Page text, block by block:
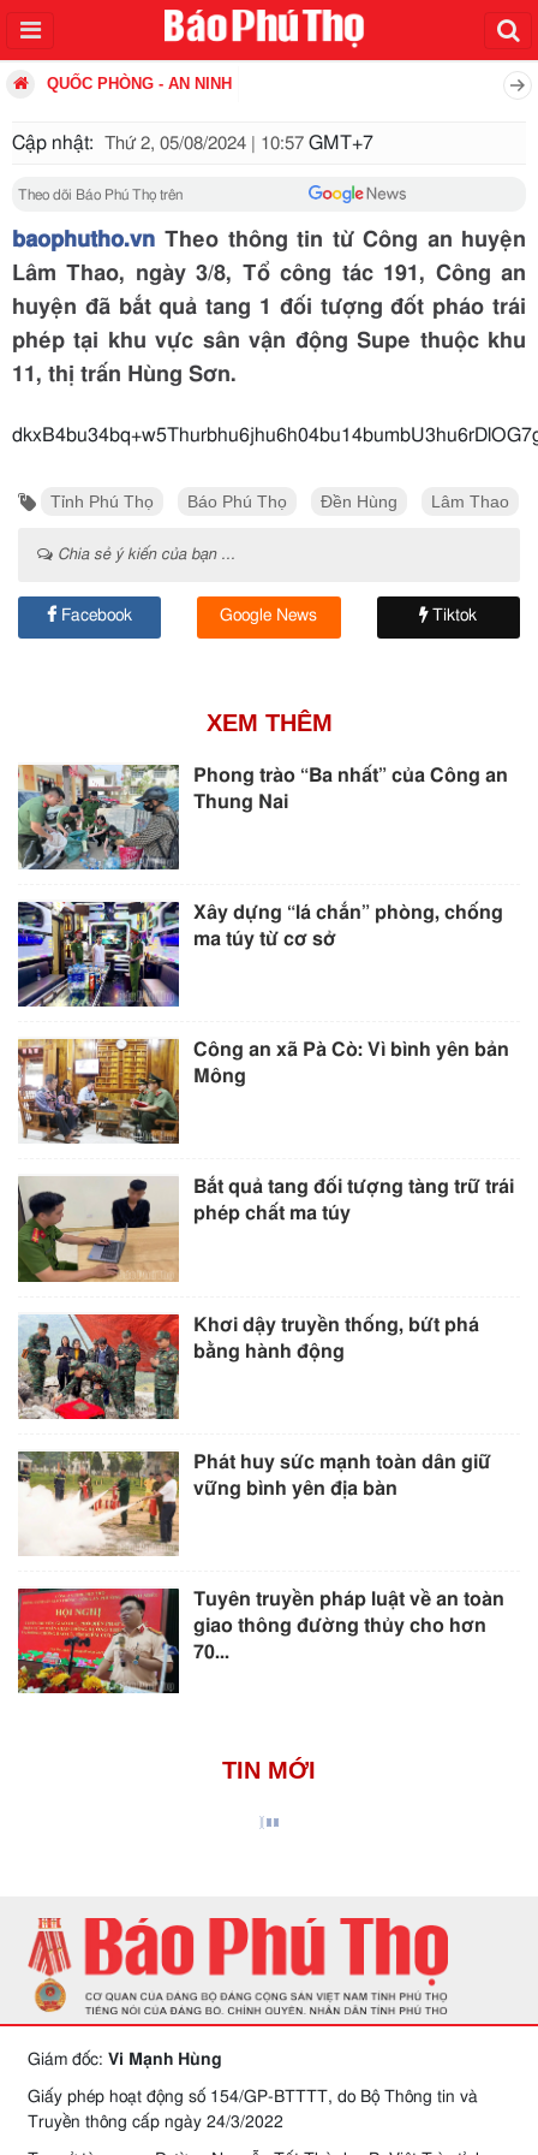
QUỐC PHÒNG - AN NINH
Cập nhật: Thứ 2, 05/08/2024 | 10:57 GMT+7
Theo dõi Báo Phú Thọ trên
baophutho.vn Theo thông tin từ Công an huyện
Lâm Thao, ngày 3/8, Tổ công tác 191, Công an
huyện đã bắt quả tang 1 đối tượng đốt pháo trái
phép tại khu vực sân vận động Supe thuộc khu
11, thị trấn Hùng Sơn.
Tỉnh Phú Thọ Báo Phú Thọ Đền Hùng Lâm Thao
Chia sẻ ý kiến của bạn ...
Facebook Google News Tiktok
XEM THÊM
Phong trào “Ba nhất” của Công an
Thung Nai
Xây dựng “lá chắn” phòng, chống
ma túy từ cơ sở
Công an xã Pà Cò: Vì bình yên bản
Mông
Bắt quả tang đối tượng tàng trữ trái
phép chất ma túy
Khơi dậy truyền thống, bứt phá
bằng hành động
Phát huy sức mạnh toàn dân giữ
vững bình yên địa bàn
Tuyên truyền pháp luật về an toàn
giao thông đường thủy cho hơn
70...
TIN MỚI
Giám đốc: Vi Mạnh Hùng
Giấy phép hoạt động số 154/GP-BTTTT, do Bộ Thông tin và
Truyền thông cấp ngày 24/3/2022